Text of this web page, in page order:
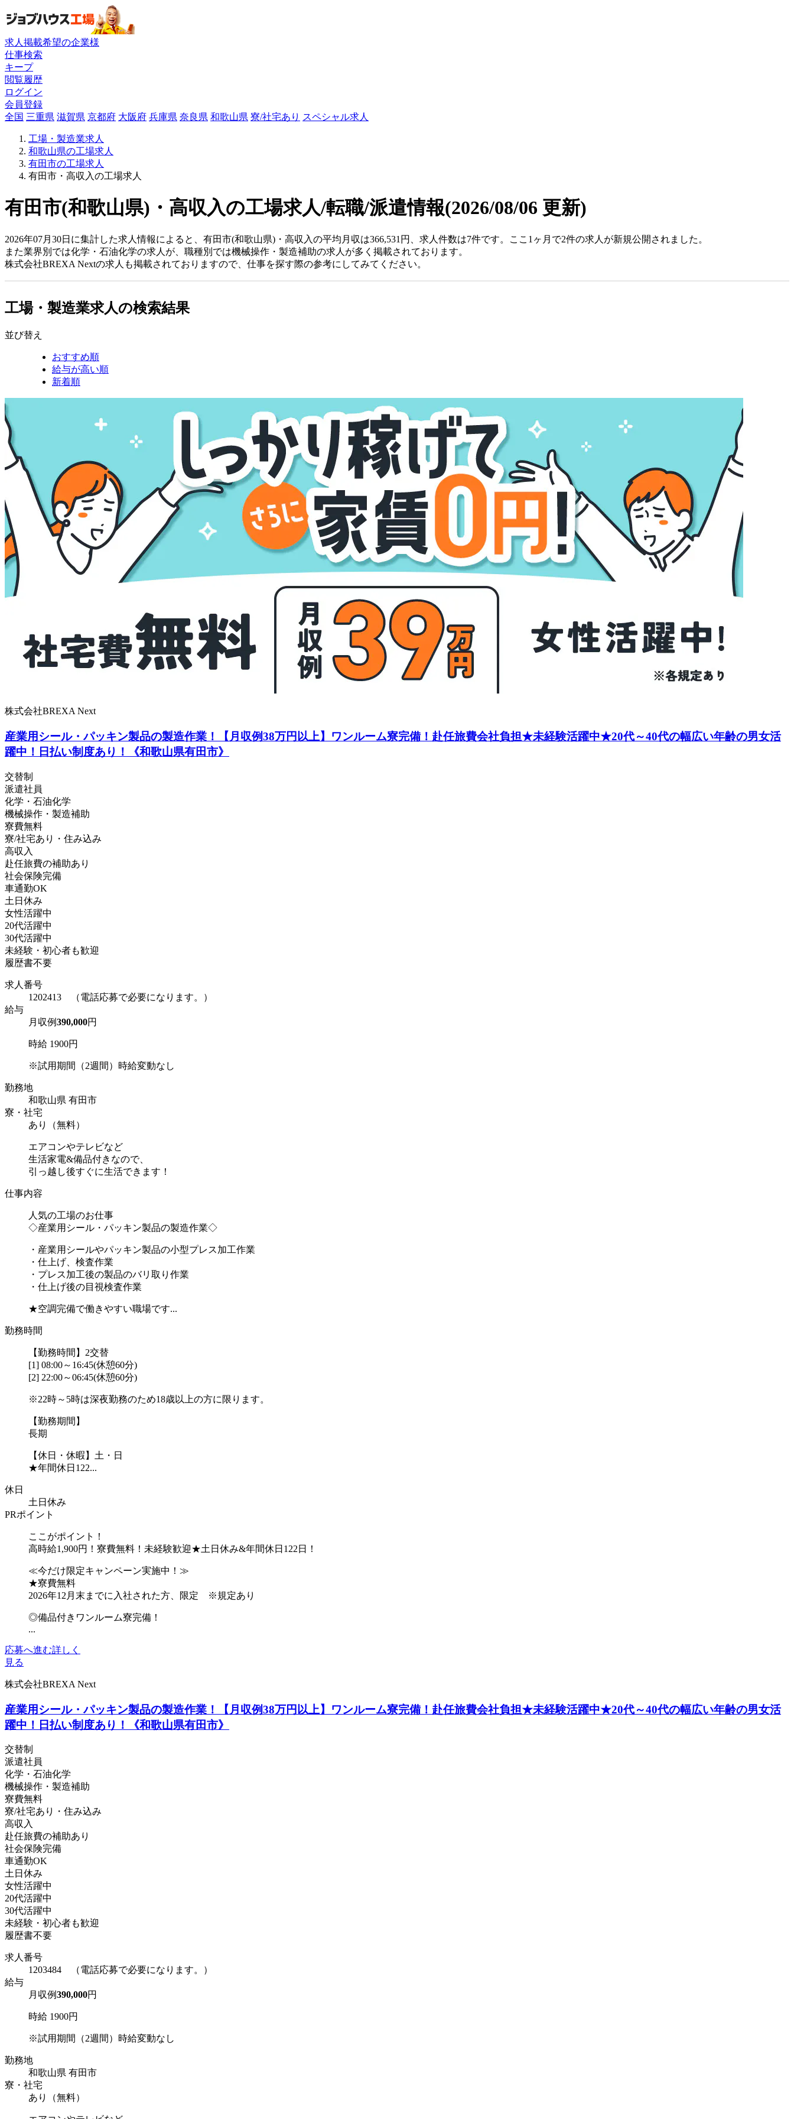
求人掲載希望の企業様
仕事検索
キープ
閲覧履歴
ログイン
会員登録
全国 三重県 滋賀県 京都府 大阪府 兵庫県 奈良県 和歌山県 寮/社宅あり スペシャル求人
工場・製造業求人
和歌山県の工場求人
有田市の工場求人
有田市・高収入の工場求人
有田市(和歌山県)・高収入の工場求人/転職/派遣情報(2026/08/06 更新)
2026年07月30日に集計した求人情報によると、有田市(和歌山県)・高収入の平均月収は366,531円、求人件数は7件です。ここ1ヶ月で2件の求人が新規公開されました。
また業界別では化学・石油化学の求人が、職種別では機械操作・製造補助の求人が多く掲載されております。
株式会社BREXA Nextの求人も掲載されておりますので、仕事を探す際の参考にしてみてください。
工場・製造業求人の検索結果
並び替え
おすすめ順
給与が高い順
新着順
株式会社BREXA Next
産業用シール・パッキン製品の製造作業！【月収例38万円以上】ワンルーム寮完備！赴任旅費会社負担★未経験活躍中★20代～40代の幅広い年齢の男女活
躍中！日払い制度あり！《和歌山県有田市》
交替制
派遣社員
化学・石油化学
機械操作・製造補助
寮費無料
寮/社宅あり・住み込み
高収入
赴任旅費の補助あり
社会保険完備
車通勤OK
土日休み
女性活躍中
20代活躍中
30代活躍中
未経験・初心者も歓迎
履歴書不要
求人番号
1202413 （電話応募で必要になります。）
給与
月収例390,000円
時給 1900円
※試用期間（2週間）時給変動なし
勤務地
和歌山県 有田市
寮・社宅
あり（無料）
エアコンやテレビなど
生活家電&備品付きなので、
引っ越し後すぐに生活できます！
仕事内容
人気の工場のお仕事
◇産業用シール・パッキン製品の製造作業◇
・産業用シールやパッキン製品の小型プレス加工作業
・仕上げ、検査作業
・プレス加工後の製品のバリ取り作業
・仕上げ後の目視検査作業
★空調完備で働きやすい職場です...
勤務時間
【勤務時間】2交替
[1] 08:00～16:45(休憩60分)
[2] 22:00～06:45(休憩60分)
※22時～5時は深夜勤務のため18歳以上の方に限ります。
【勤務期間】
長期
【休日・休暇】土・日
★年間休日122...
休日
土日休み
PRポイント
ここがポイント！
高時給1,900円！寮費無料！未経験歓迎★土日休み&年間休日122日！
≪今だけ限定キャンペーン実施中！≫
★寮費無料
2026年12月末までに入社された方、限定 ※規定あり
◎備品付きワンルーム寮完備！
...
応募へ進む詳しく
見る
株式会社BREXA Next
産業用シール・パッキン製品の製造作業！【月収例38万円以上】ワンルーム寮完備！赴任旅費会社負担★未経験活躍中★20代～40代の幅広い年齢の男女活
躍中！日払い制度あり！《和歌山県有田市》
交替制
派遣社員
化学・石油化学
機械操作・製造補助
寮費無料
寮/社宅あり・住み込み
高収入
赴任旅費の補助あり
社会保険完備
車通勤OK
土日休み
女性活躍中
20代活躍中
30代活躍中
未経験・初心者も歓迎
履歴書不要
求人番号
1203484 （電話応募で必要になります。）
給与
月収例390,000円
時給 1900円
※試用期間（2週間）時給変動なし
勤務地
和歌山県 有田市
寮・社宅
あり（無料）